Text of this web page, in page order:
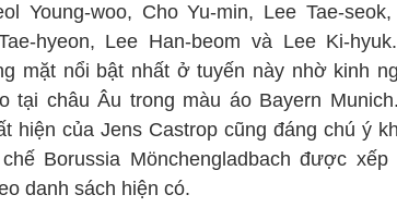
Young-woo, Cho Yu-min, Lee Tae-
hyeon, Lee Han-beom và Lee Ki-
mặt nổi bật nhất ở tuyến này nhờ kinh
tại châu Âu trong màu áo Bayern
hiện của Jens Castrop cũng đáng chú ý
Borussia Mönchengladbach được xếp
danh sách hiện có.